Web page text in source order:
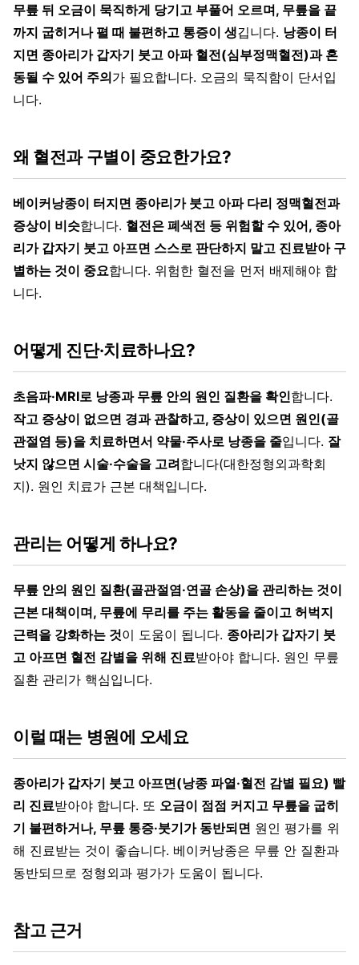
무릎 뒤 오금이 묵직하게 당기고 부풀어 오르며, 무릎을 끝
까지 굽히거나 펼 때 불편하고 통증이 생깁니다. 낭종이 터
지면 종아리가 갑자기 붓고 아파 혈전(심부정맥혈전)과 혼
동될 수 있어 주의가 필요합니다. 오금의 묵직함이 단서입
니다.
왜 혈전과 구별이 중요한가요?
베이커낭종이 터지면 종아리가 붓고 아파 다리 정맥혈전과
증상이 비슷합니다. 혈전은 폐색전 등 위험할 수 있어, 종아
리가 갑자기 붓고 아프면 스스로 판단하지 말고 진료받아 구
별하는 것이 중요합니다. 위험한 혈전을 먼저 배제해야 합
니다.
어떻게 진단·치료하나요?
초음파·MRI로 낭종과 무릎 안의 원인 질환을 확인합니다.
작고 증상이 없으면 경과 관찰하고, 증상이 있으면 원인(골
관절염 등)을 치료하면서 약물·주사로 낭종을 줄입니다. 잘
낫지 않으면 시술·수술을 고려합니다(대한정형외과학회
지). 원인 치료가 근본 대책입니다.
관리는 어떻게 하나요?
무릎 안의 원인 질환(골관절염·연골 손상)을 관리하는 것이
근본 대책이며, 무릎에 무리를 주는 활동을 줄이고 허벅지
근력을 강화하는 것이 도움이 됩니다. 종아리가 갑자기 붓
고 아프면 혈전 감별을 위해 진료받아야 합니다. 원인 무릎
질환 관리가 핵심입니다.
이럴 때는 병원에 오세요
종아리가 갑자기 붓고 아프면(낭종 파열·혈전 감별 필요) 빨
리 진료받아야 합니다. 또 오금이 점점 커지고 무릎을 굽히
기 불편하거나, 무릎 통증·붓기가 동반되면 원인 평가를 위
해 진료받는 것이 좋습니다. 베이커낭종은 무릎 안 질환과
동반되므로 정형외과 평가가 도움이 됩니다.
참고 근거